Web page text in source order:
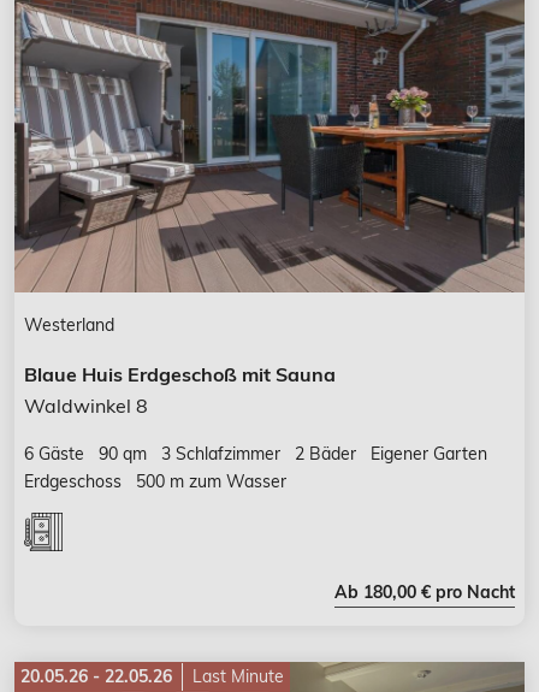
Westerland
Blaue Huis Erdgeschoß mit Sauna
Waldwinkel 8
6 Gäste 90 qm 3 Schlafzimmer 2 Bäder
Eigener Garten
Erdgeschoss
500 m zum Wasser
Ab 180,00 € pro Nacht
20.05.26 - 22.05.26 Last Minute